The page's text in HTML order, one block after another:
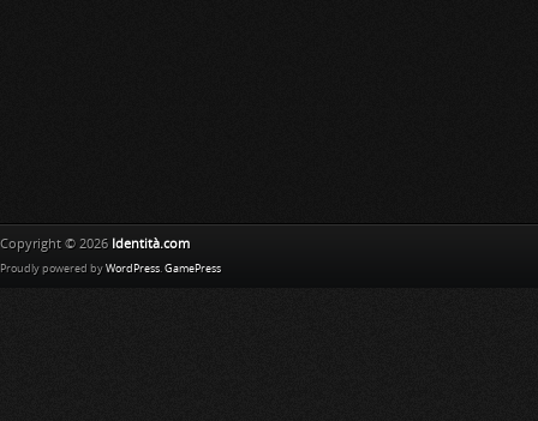
Copyright © 2026 Identità.com
Proudly powered by WordPress. GamePress